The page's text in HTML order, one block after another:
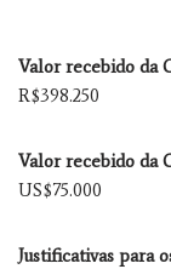
Valor recebido da
R$398.250
Valor recebido da
US$75.000
Justificativas para